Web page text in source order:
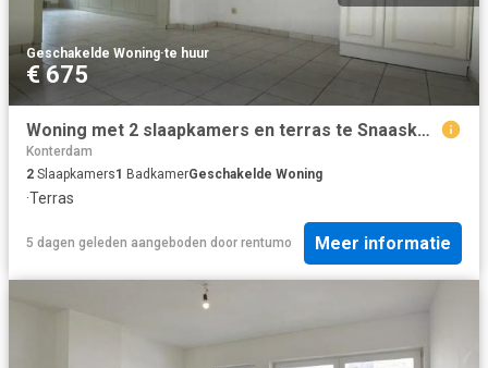
Geschakelde Woning·te huur
€ 675
Woning met 2 slaapkamers en terras te Snaaskerke
Konterdam
2 Slaapkamers1 BadkamerGeschakelde Woning
·Terras
5 dagen geleden aangeboden door rentumo Meer informatie